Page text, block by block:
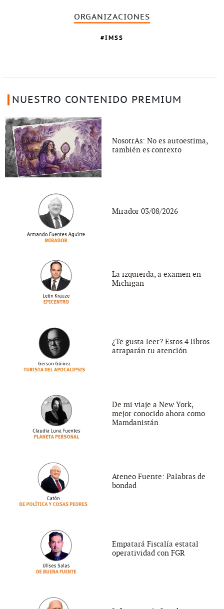
ORGANIZACIONES
IMSS
NUESTRO CONTENIDO PREMIUM
NosotrAs: No es autoestima,
también es contexto
Mirador 03/08/2026
La izquierda, a examen en
Michigan
¿Te gusta leer? Estos 4 libros
atraparán tu atención
De mi viaje a New York,
mejor conocido ahora como
Mamdanistán
Ateneo Fuente: Palabras de
bondad
Empatará Fiscalía estatal
operatividad con FGR